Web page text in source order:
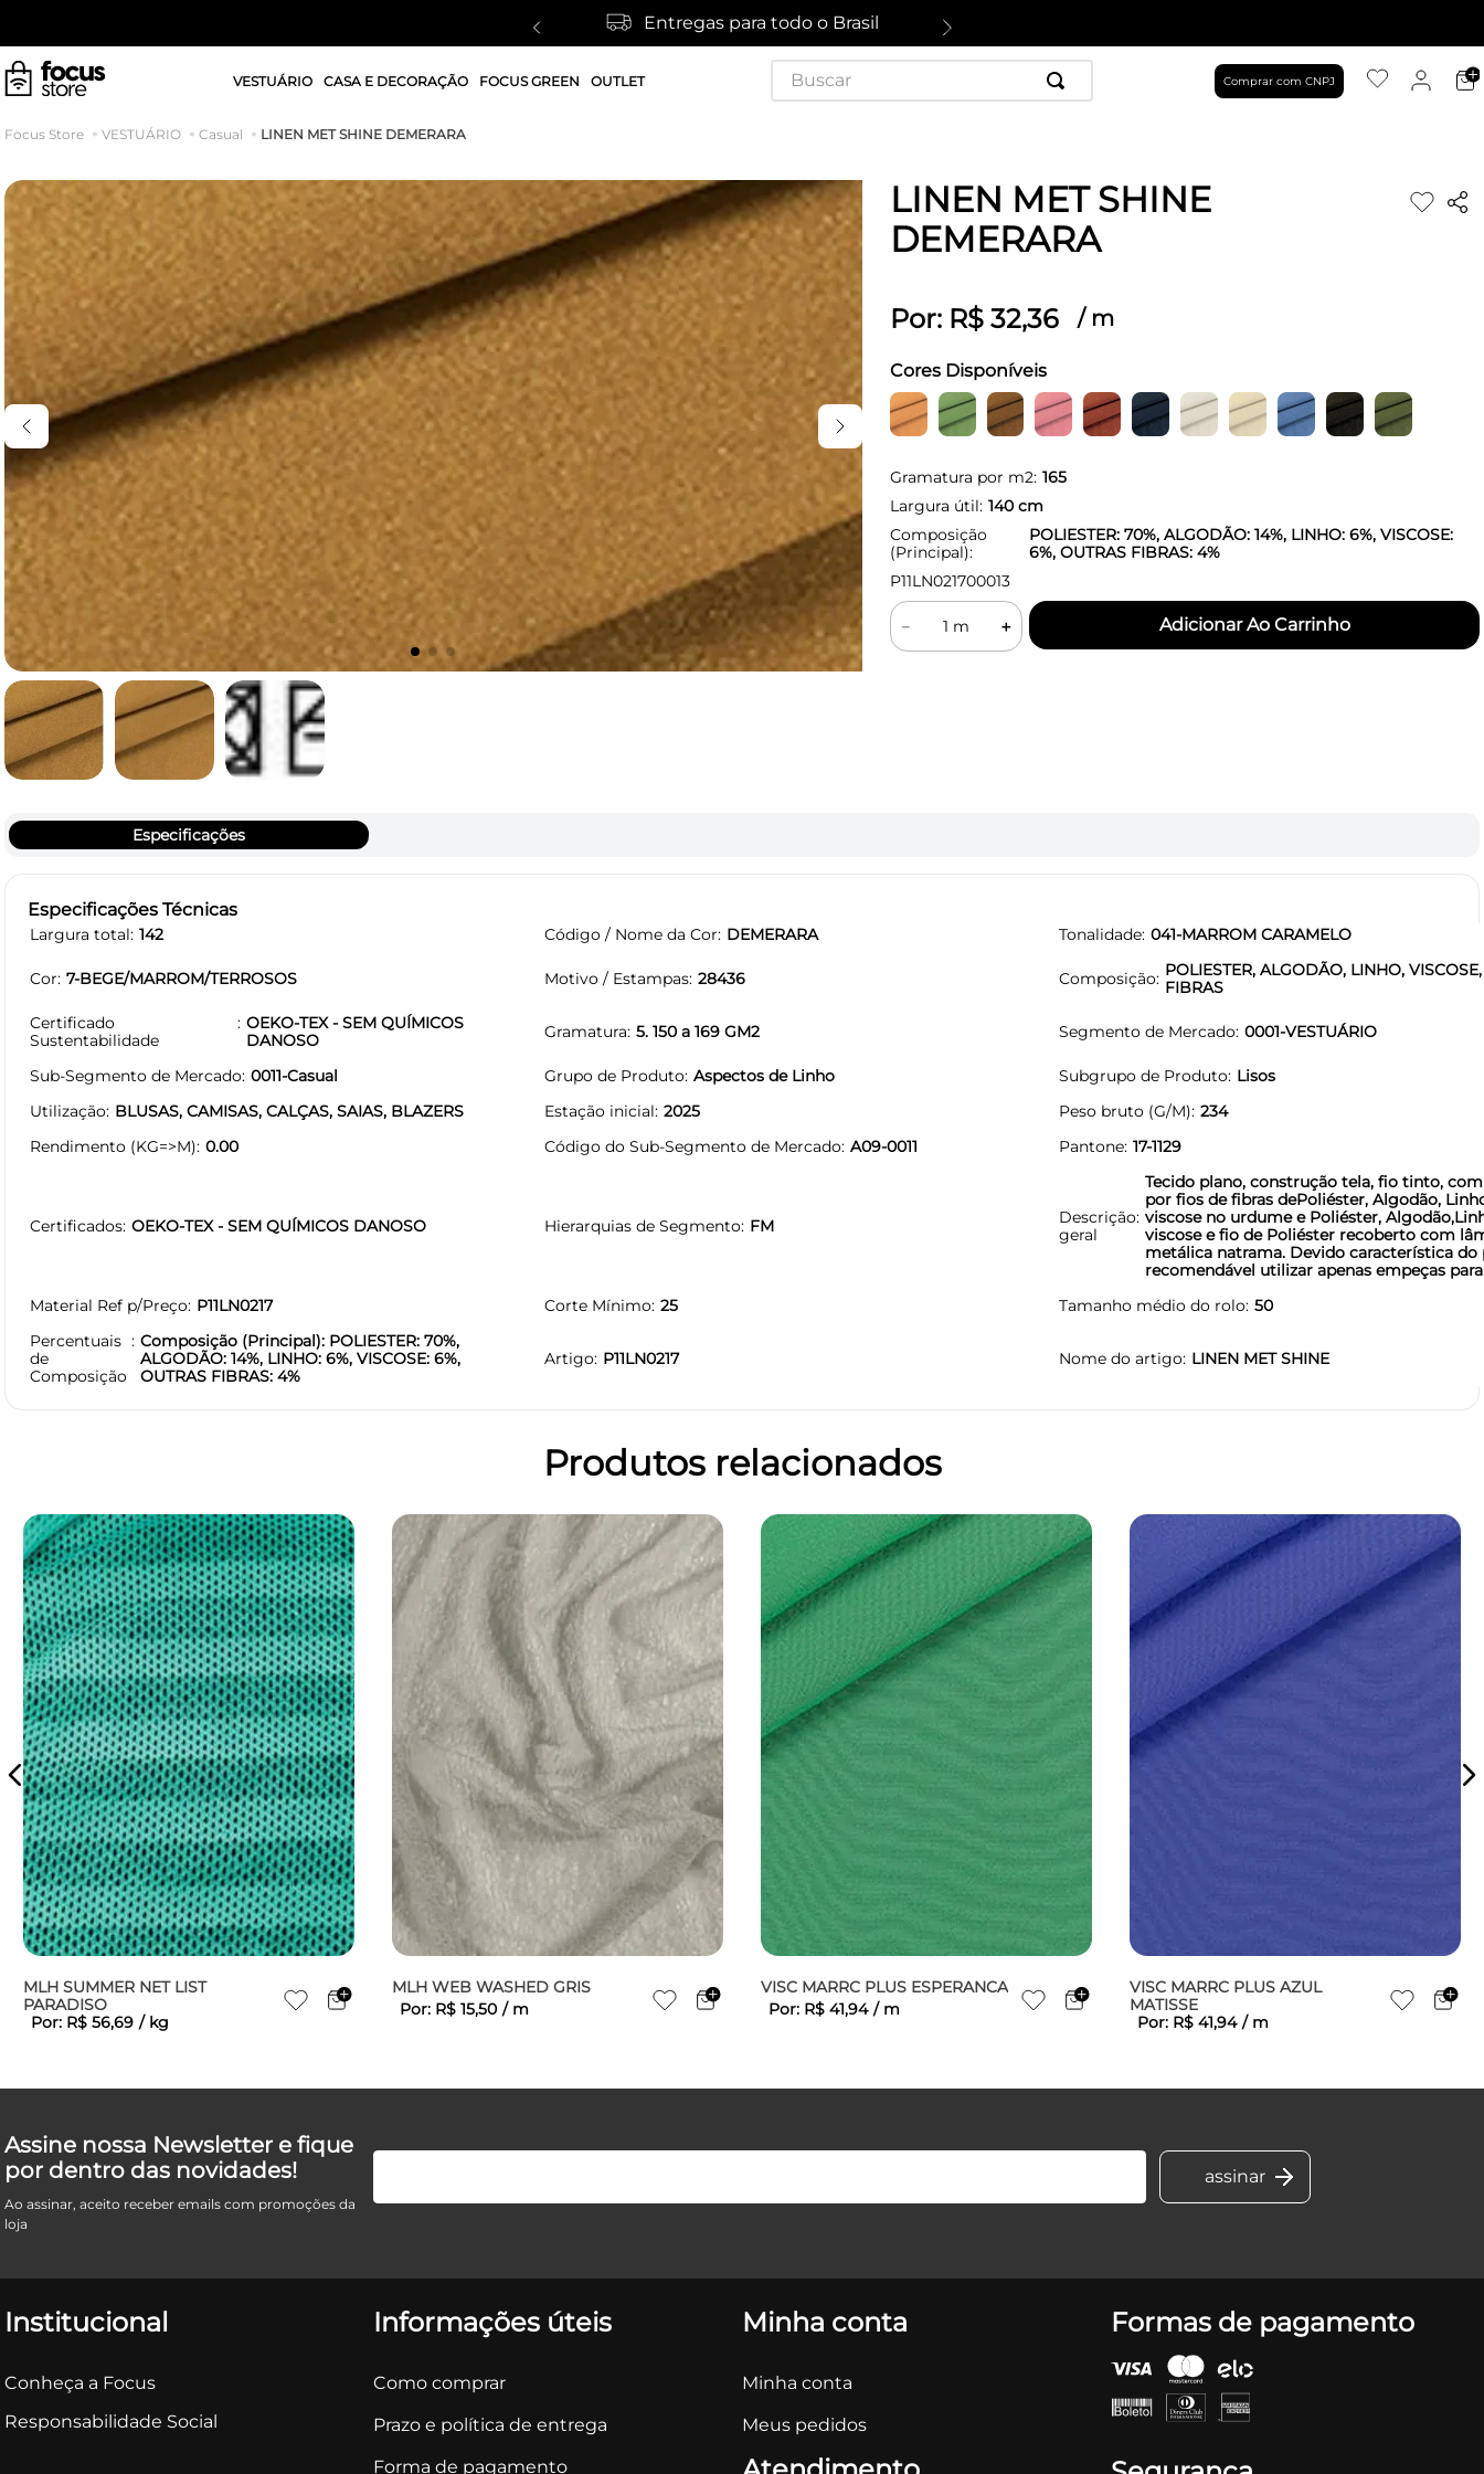
Entregas para todo o Brasil
VESTUÁRIO CASA E DECORAÇÃO FOCUS GREEN OUTLET
Buscar
Comprar com CNPJ
VESTUÁRIO Casual LINEN MET SHINE DEMERARA
LINEN MET SHINE
DEMERARA
Por: R$ 32,36 / m
Cores Disponíveis
Gramatura por m2: 165
Largura útil: 140cm
Composição
(Principal):
POLIESTER: 70%, ALGODÃO: 14%, LINHO: 6%, VISCOSE:
6%, OUTRAS FIBRAS: 4%
P11LN021700013
＋
－
Especificações
Especificações Técnicas
Largura total 142 Código / Nome da Cor DEMERARA Tonalidade 041-MARROM CARAMELO
Cor 7-BEGE/MARROM/TERROSOS Motivo / Estampas 28436 Composição POLIESTER, ALGODÃO, LINHO,
FIBRAS
Certificado
Sustentabilidade
OEKO-TEX - SEM QUÍMICOS
DANOSO
Gramatura 5. 150 a 169 GM2 Segmento de Mercado 0001-VESTUÁRIO
Sub-Segmento de Mercado 0011-Casual Grupo de Produto Aspectos de Linho Subgrupo de Produto Lisos
Utilização BLUSAS, CAMISAS, CALÇAS, SAIAS, BLAZERS Estação inicial 2025 Peso bruto (G/M) 234
Rendimento (KG=>M) 0.00 Código do Sub-Segmento de Mercado A09-0011 Pantone 17-1129
Certificados OEKO-TEX - SEM QUÍMICOS DANOSO Hierarquias de Segmento FM
Descrição
geral
Tecido plano, construção tela, fio tinto,
por fios de fibras dePoliéster, Algodão,
viscose no urdume e Poliéster,
viscose e fio de Poliéster recoberto com
metálica natrama. Devido característica do
recomendável utilizar apenas empeças
Material Ref p/Preço P11LN0217 Corte Mínimo 25 Tamanho médio do rolo 50
Percentuais
de
Composição
Composição (Principal): POLIESTER: 70%,
ALGODÃO: 14%, LINHO: 6%, VISCOSE: 6%,
OUTRAS FIBRAS: 4%
Artigo P11LN0217 Nome do artigo LINEN MET SHINE
Produtos relacionados
MLH SUMMER NET LIST
PARADISO
Por: R$ 56,69 / kg
MLH WEB WASHED GRIS
Por: R$ 15,50 / m
VISC MARRC PLUS ESPERANCA
Por: R$ 41,94 / m
VISC MARRC PLUS AZUL
MATISSE
Por: R$ 41,94 / m
Assine nossa Newsletter e fique
por dentro das novidades!
Ao assinar, aceito receber emails com promoções da
loja
Institucional
Conheça a Focus
Responsabilidade Social
Informações úteis
Como comprar
Prazo e política de entrega
Forma de pagamento
Minha conta
Minha conta
Meus pedidos
Formas de pagamento